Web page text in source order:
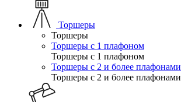
Торшеры
Торшеры
Торшеры с 1 плафоном
Торшеры с 1 плафоном
Торшеры с 2 и более плафонами
Торшеры с 2 и более плафонами